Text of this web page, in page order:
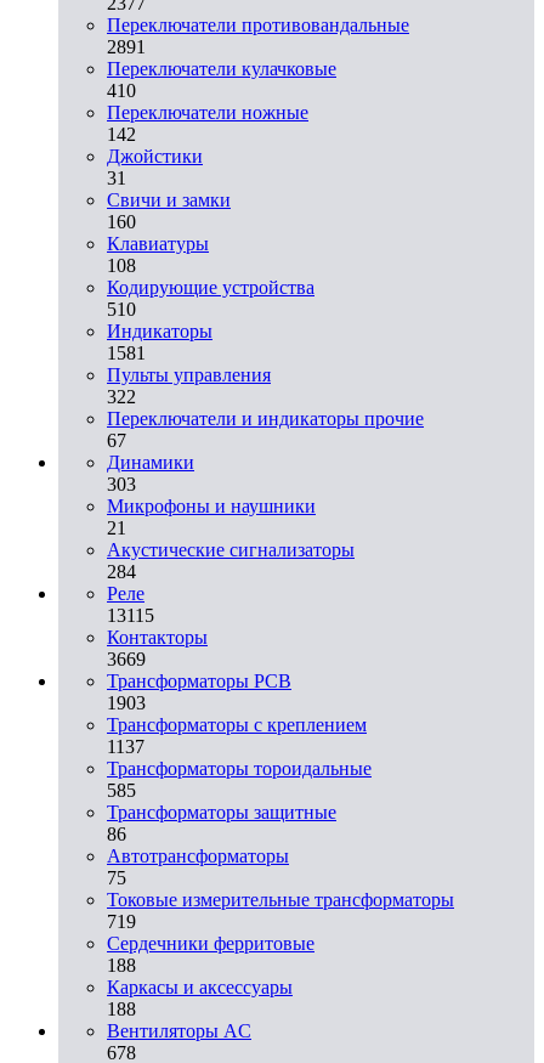
Переключатели противовандальные
2891
Переключатели кулачковые
410
Переключатели ножные
142
Джойстики
31
Свичи и замки
160
Клавиатуры
108
Кодирующие устройства
510
Индикаторы
1581
Пульты управления
322
Переключатели и индикаторы прочие
67
Динамики
303
Микрофоны и наушники
21
Акустические сигнализаторы
284
Реле
13115
Контакторы
3669
Трансформаторы PCB
1903
Трансформаторы с креплением
1137
Трансформаторы тороидальные
585
Трансформаторы защитные
86
Автотрансформаторы
75
Токовые измерительные трансформаторы
719
Сердечники ферритовые
188
Каркасы и аксессуары
188
Вентиляторы AC
678